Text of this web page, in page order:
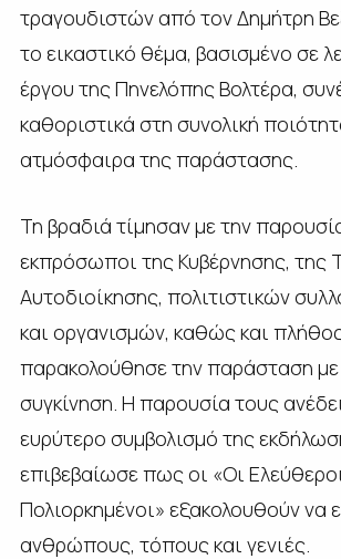
τραγουδιστών από τον Δημήτρη
το εικαστικό θέμα, βασισμένο σε
έργου της Πηνελόπης Βολτέρα,
καθοριστικά στη συνολική
ατμόσφαιρα της παράστασης.
Τη βραδιά τίμησαν με την
εκπρόσωποι της Κυβέρνησης, της
Αυτοδιοίκησης, πολιτιστικών
και οργανισμών, καθώς και
παρακολούθησε την παράσταση με
συγκίνηση. Η παρουσία τους
ευρύτερο συμβολισμό της
επιβεβαίωσε πως οι «Οι
Πολιορκημένοι» εξακολουθούν να
ανθρώπους, τόπους και γενιές.